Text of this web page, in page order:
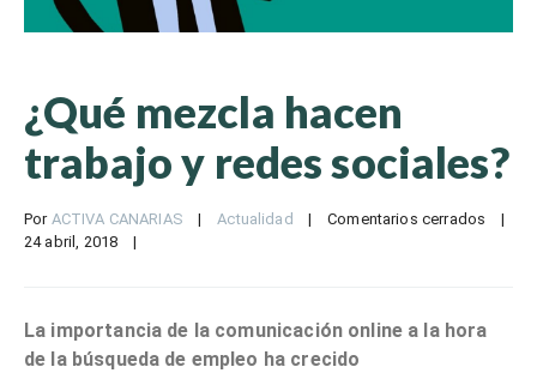
¿Qué mezcla hacen
trabajo y redes sociales?
Por ACTIVA CANARIAS | Actualidad | Comentarios cerrados
|
24 abril, 2018 |
La importancia de la comunicación online a la hora
de la búsqueda de empleo ha crecido